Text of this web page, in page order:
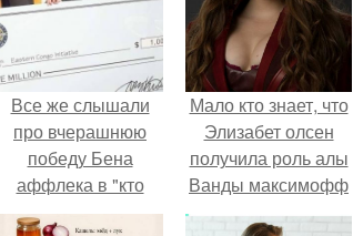
Все же слышали
про вчерашнюю
победу Бена
аффлека в "кто
хочет стать
Мало кто знает, что
Элизабет олсен
получила роль алы
Ванды максимофф
не сразу.